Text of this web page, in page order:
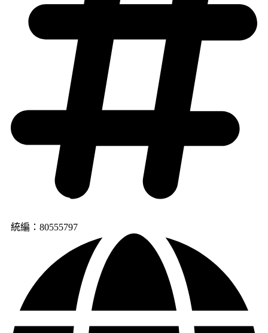
統編：80555797